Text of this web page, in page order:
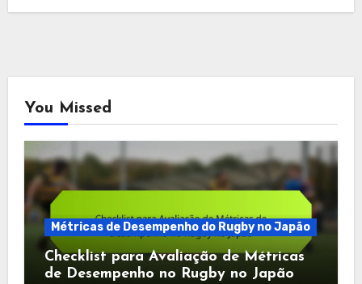
You Missed
Métricas de Desempenho do Rugby no Japão
Checklist para Avaliação de Métricas
de Desempenho no Rugby no Japão